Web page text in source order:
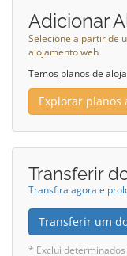
Adicionar
Selecione a partir de
alojamento web
Temos planos de
Explorar planos
Transferir
Transfira agora e
Transferir um
* Exclui